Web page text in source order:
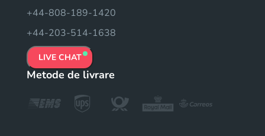
+44-808-189-1420
+44-203-514-1638
LIVE CHAT
Metode de livrare